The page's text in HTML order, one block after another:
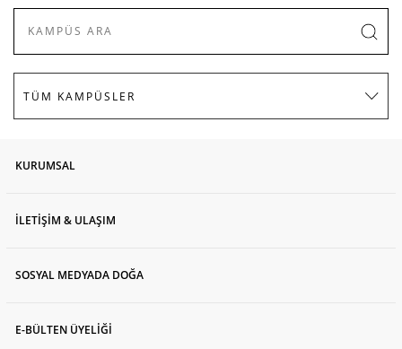
KURUMSAL
İLETİŞİM & ULAŞIM
SOSYAL MEDYADA DOĞA
E-BÜLTEN ÜYELİĞİ